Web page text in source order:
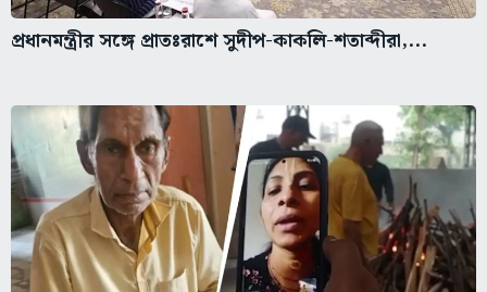
প্রধানমন্ত্রীর সঙ্গে প্রাতঃরাশে সুদীপ-কাকলি-শতাব্দীরা,...